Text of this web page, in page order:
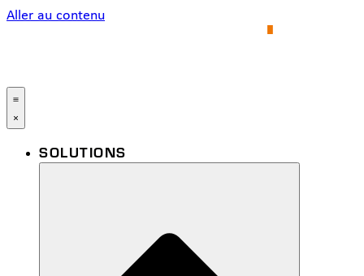
Aller au contenu
SOLUTIONS